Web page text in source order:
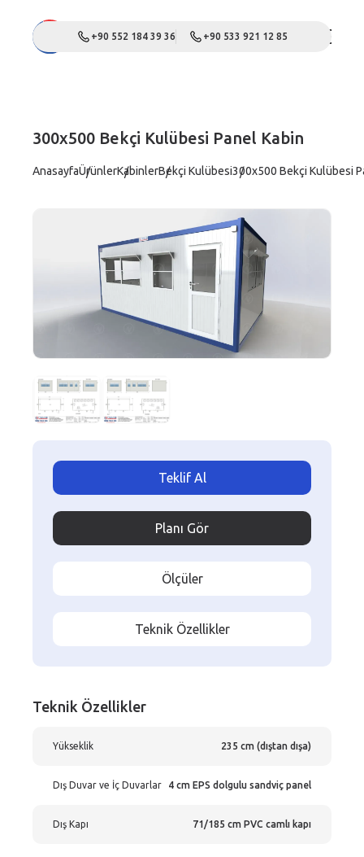
+90 552 184 39 36 +90 533 921 12 85
300x500 Bekçi Kulübesi Panel Kabin
AnasayfaÜrünlerKabinlerBekçi Kulübesi300x500 Bekçi Kulübesi
Teklif Al
Planı Gör
Ölçüler
Teknik Özellikler
Teknik Özellikler
Yükseklik 235 cm (dıştan dışa)
Dış Duvar ve İç Duvarlar 4 cm EPS dolgulu sandviç panel
Dış Kapı 71/185 cm PVC camlı kapı